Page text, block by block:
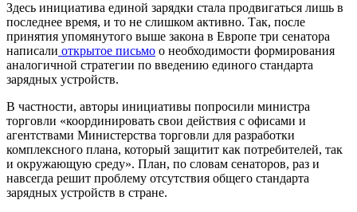
Здесь инициатива единой зарядки стала продвигаться лишь в
последнее время, и то не слишком активно. Так, после
принятия упомянутого выше закона в Европе три сенатора
написали открытое письмо о необходимости формирования
аналогичной стратегии по введению единого стандарта
зарядных устройств.
В частности, авторы инициативы попросили министра
торговли «координировать свои действия с офисами и
агентствами Министерства торговли для разработки
комплексного плана, который защитит как потребителей, так
и окружающую среду». План, по словам сенаторов, раз и
навсегда решит проблему отсутствия общего стандарта
зарядных устройств в стране.